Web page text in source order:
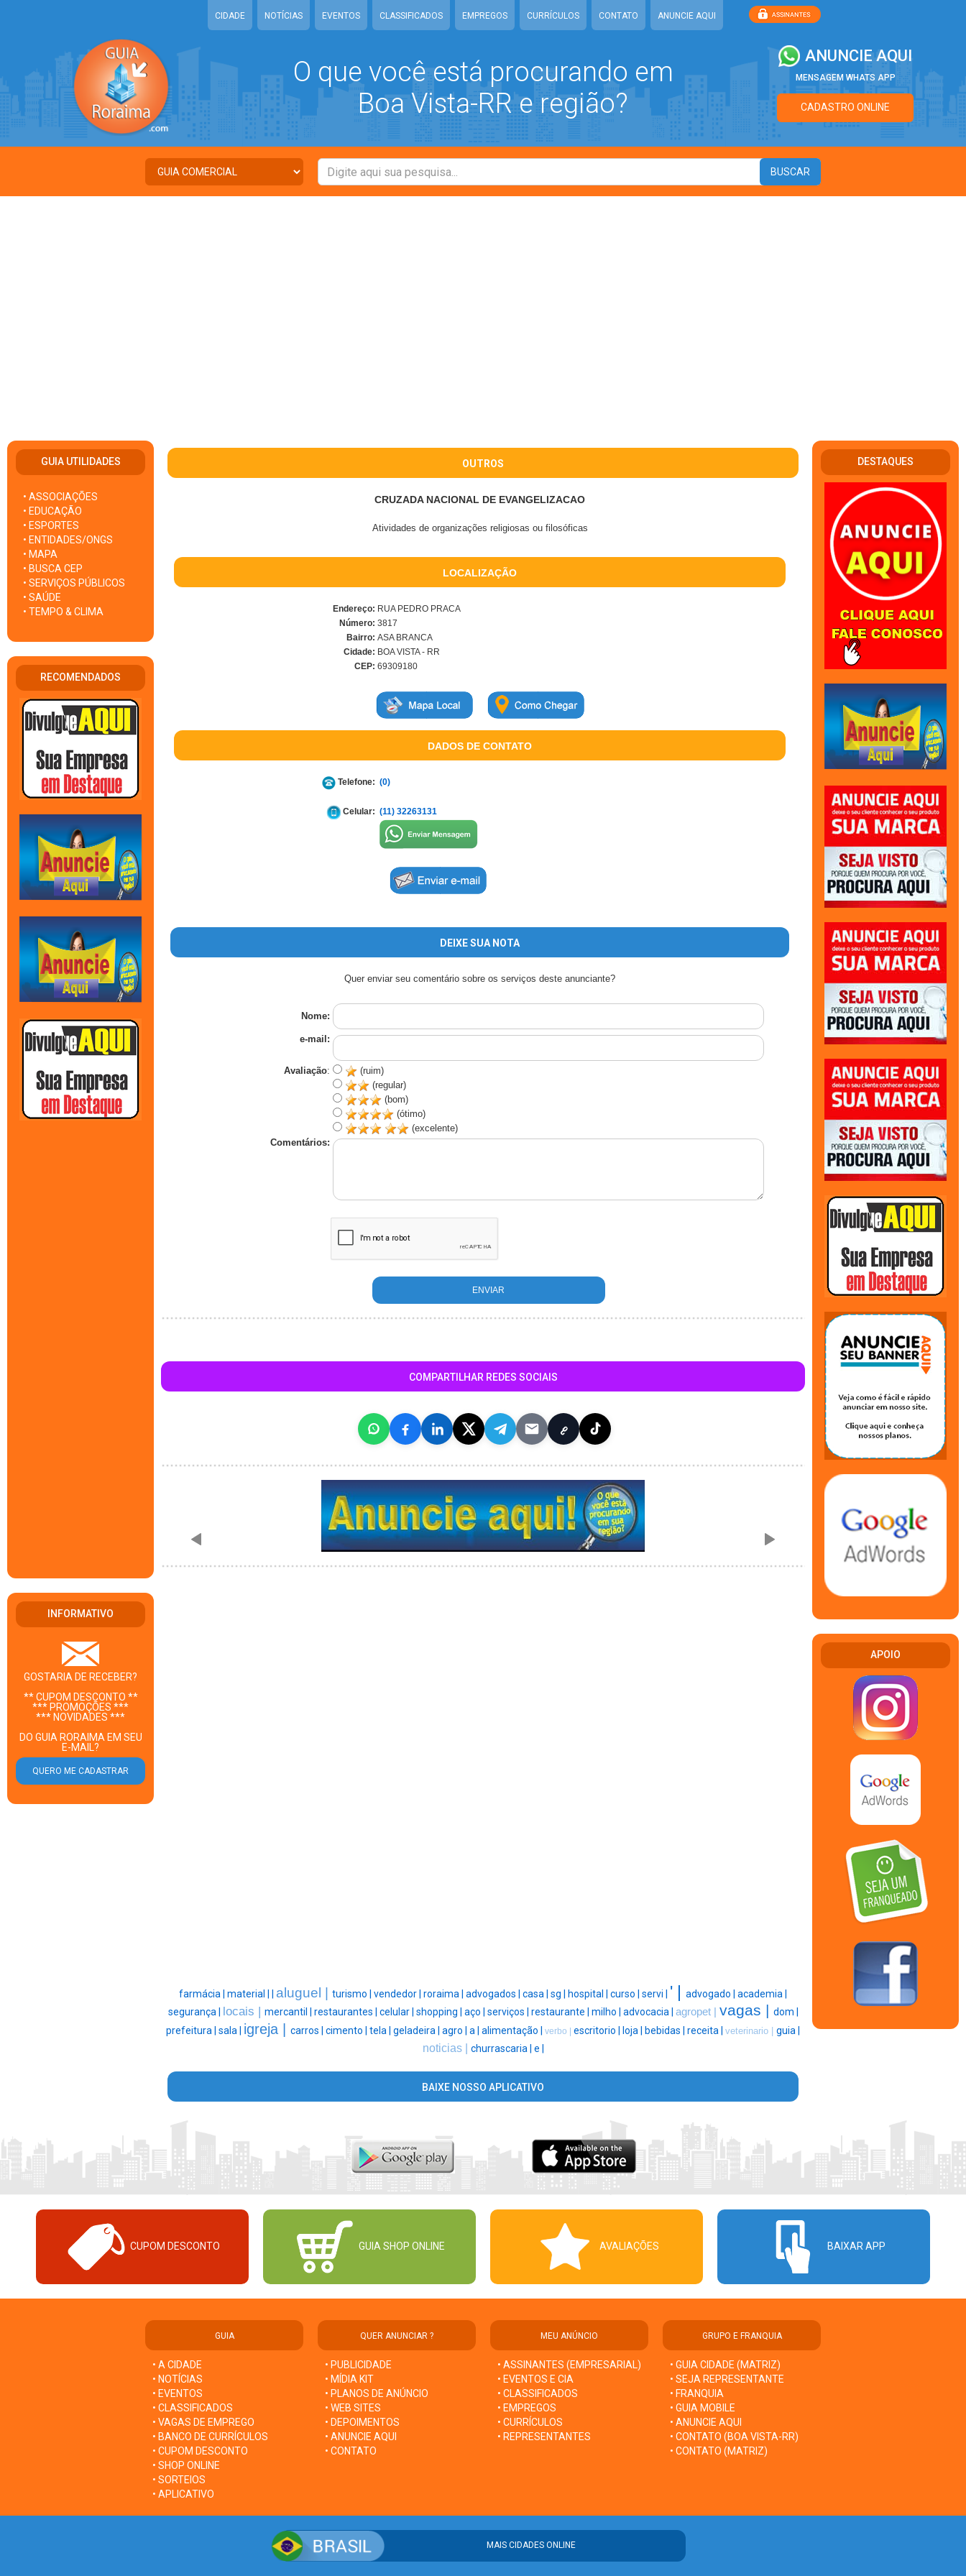
CIDADE NOTÍCIAS EVENTOS CLASSIFICADOS EMPREGOS CURRÍCULOS CONTATO ANUNCIE AQUI
O que você está procurando em
Boa Vista-RR e região?
ANUNCIE AQUI
MENSAGEM WHATS APP
CADASTRO ONLINE
GUIA UTILIDADES
• ASSOCIAÇÕES
• EDUCAÇÃO
• ESPORTES
• ENTIDADES/ONGS
• MAPA
• BUSCA CEP
• SERVIÇOS PÚBLICOS
• SAÚDE
• TEMPO & CLIMA
RECOMENDADOS
INFORMATIVO
GOSTARIA DE RECEBER?
** CUPOM DESCONTO **
*** PROMOÇÕES ***
*** NOVIDADES ***
DO GUIA RORAIMA EM SEU
E-MAIL?
OUTROS
CRUZADA NACIONAL DE EVANGELIZACAO
Atividades de organizações religiosas ou filosóficas
LOCALIZAÇÃO
Endereço: RUA PEDRO PRACA
Número: 3817
Bairro: ASA BRANCA
Cidade: BOA VISTA - RR
CEP: 69309180
DADOS DE CONTATO
Telefone: (0)
Celular: (11) 32263131
DEIXE SUA NOTA
Quer enviar seu comentário sobre os serviços deste anunciante?
Nome:
e-mail:
Avaliação:
(ruim)
(regular)
(bom)
(ótimo)
(excelente)
Comentários:
COMPARTILHAR REDES SOCIAIS
farmácia | material | aluguel | turismo | vendedor | roraima | advogados | casa | sg | hospital | curso | servi | ' | advogado | academia |
segurança | locais | mercantil | restaurantes | celular | shopping | aço | serviços | restaurante | milho | advocacia | agropet | vagas | dom |
prefeitura | sala | igreja | carros | cimento | tela | geladeira | agro | a | alimentação | verbo | escritorio | loja | bebidas | receita | veterinario | guia |
noticias | churrascaria | e |
BAIXE NOSSO APLICATIVO
DESTAQUES
APOIO
CUPOM DESCONTO GUIA SHOP ONLINE AVALIAÇÕES BAIXAR APP
GUIA
• A CIDADE
• NOTÍCIAS
• EVENTOS
• CLASSIFICADOS
• VAGAS DE EMPREGO
• BANCO DE CURRÍCULOS
• CUPOM DESCONTO
• SHOP ONLINE
• SORTEIOS
• APLICATIVO
QUER ANUNCIAR ?
• PUBLICIDADE
• MÍDIA KIT
• PLANOS DE ANÚNCIO
• WEB SITES
• DEPOIMENTOS
• ANUNCIE AQUI
• CONTATO
MEU ANÚNCIO
• ASSINANTES (EMPRESARIAL)
• EVENTOS E CIA
• CLASSIFICADOS
• EMPREGOS
• CURRÍCULOS
• REPRESENTANTES
GRUPO E FRANQUIA
• GUIA CIDADE (MATRIZ)
• SEJA REPRESENTANTE
• FRANQUIA
• GUIA MOBILE
• ANUNCIE AQUI
• CONTATO (BOA VISTA-RR)
• CONTATO (MATRIZ)
MAIS CIDADES ONLINE